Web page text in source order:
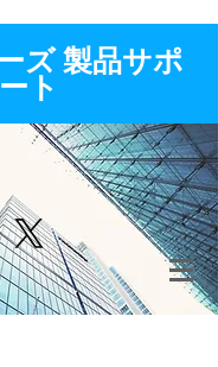
ズ 製品サポ
ート